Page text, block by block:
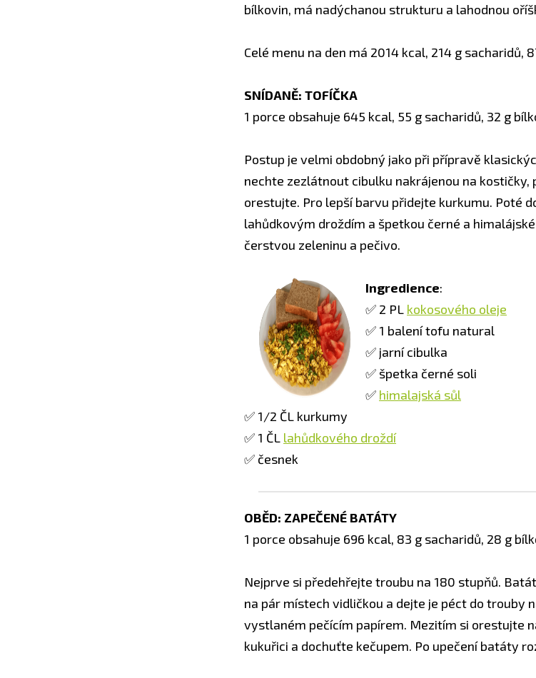
bílkovin, má nadýchanou strukturu a lahodnou
Celé menu na den má 2014 kcal, 214 g sacharidů,
SNÍDANĚ: TOFÍČKA
1 porce obsahuje 645 kcal, 55 g sacharidů, 32 g
Postup je velmi obdobný jako při přípravě
nechte zezlátnout cibulku nakrájenou na
orestujte. Pro lepší barvu přidejte kurkumu. Poté
lahůdkovým droždím a špetkou černé a
čerstvou zeleninu a pečivo.
Ingredience:
​✅ 2 PL kokosového oleje
✅ 1 balení tofu natural
✅ jarní cibulka
✅ špetka černé soli
✅ himalajská sůl
✅ 1/2 ČL kurkumy
✅ 1 ČL lahůdkového droždí
✅ česnek
OBĚD: ZAPEČENÉ BATÁTY
1 porce obsahuje 696 kcal, 83 g sacharidů, 28 g
Nejprve si předehřejte troubu na 180 stupňů.
na pár místech vidličkou a dejte je péct do trouby
vystlaném pečícím papírem. Mezitím si orestujte
kukuřici a dochuťte kečupem. Po upečení batáty